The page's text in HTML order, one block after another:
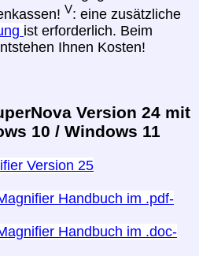
V: eine zusätzliche
ist erforderlich. Beim
Ihnen Kosten!
Version 24 mit
10 / Windows 11
Version 25
Handbuch im .pdf-
Handbuch im .doc-